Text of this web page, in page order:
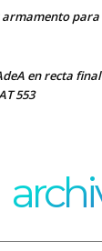
armamento
en recta
553